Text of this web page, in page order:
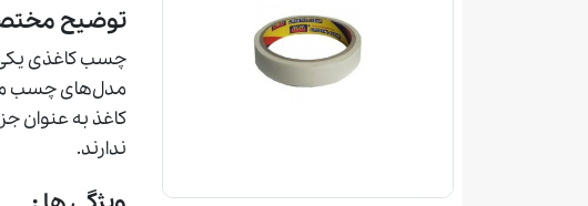
توضیح
چسب کاغذی یکی
مدل‌های چسب
کاغذ به عنوان
ندارند.